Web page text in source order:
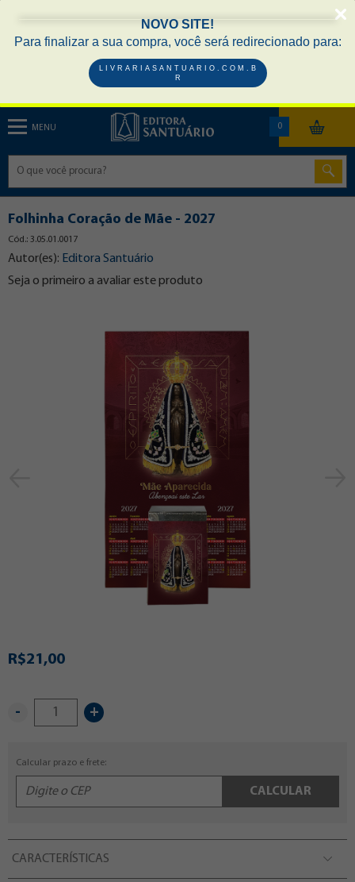
NOVO SITE!
Para finalizar a sua compra, você será redirecionado para:
L I V R A R I A S A N T U A R I O . C O M . B
R
MENU 0
Folhinha Coração de Mãe - 2027
Cód.: 3.05.01.0017
Autor(es): Editora Santuário
Seja o primeiro a avaliar este produto
R$21,00
- +
Calcular prazo e frete:
CALCULAR
CARACTERÍSTICAS